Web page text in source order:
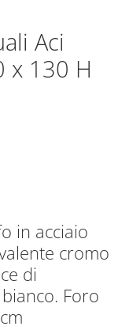
Aci
x 130 H
in acciaio
cromo
di
Foro